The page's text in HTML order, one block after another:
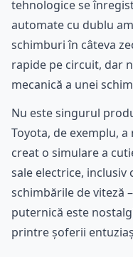
tehnologice se
automate cu dublu
schimburi în câteva
rapide pe circuit, dar
mecanică a unei
Nu este singurul
Toyota, de exemplu,
creat o simulare a
sale electrice,
schimbările de viteză
puternică este
printre șoferii